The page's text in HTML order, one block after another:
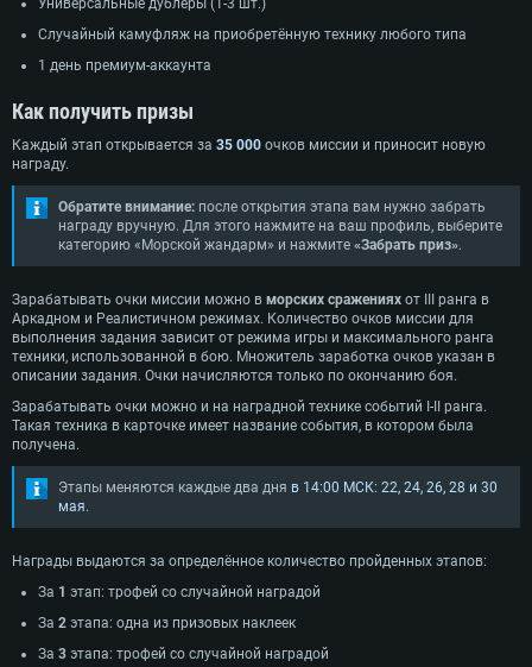
Случайный камуфляж на приобретённую технику любого типа
1 день премиум-аккаунта
Как получить призы
Каждый этап открывается за 35 000 очков миссии и приносит новую
награду.
Обратите внимание: после открытия этапа вам нужно забрать
награду вручную. Для этого нажмите на ваш профиль, выберите
категорию «Морской жандарм» и нажмите «Забрать приз».
Зарабатывать очки миссии можно в морских сражениях от III ранга в
Аркадном и Реалистичном режимах. Количество очков миссии для
выполнения задания зависит от режима игры и максимального ранга
техники, использованной в бою. Множитель заработка очков указан в
описании задания. Очки начисляются только по окончанию боя.
Зарабатывать очки можно и на наградной технике событий I-II ранга.
Такая техника в карточке имеет название события, в котором была
получена.
Этапы меняются каждые два дня в 14:00 МСК: 22, 24, 26, 28 и 30
мая.
Награды выдаются за определённое количество пройденных этапов:
За 1 этап: трофей со случайной наградой
За 2 этапа: одна из призовых наклеек
За 3 этапа: трофей со случайной наградой